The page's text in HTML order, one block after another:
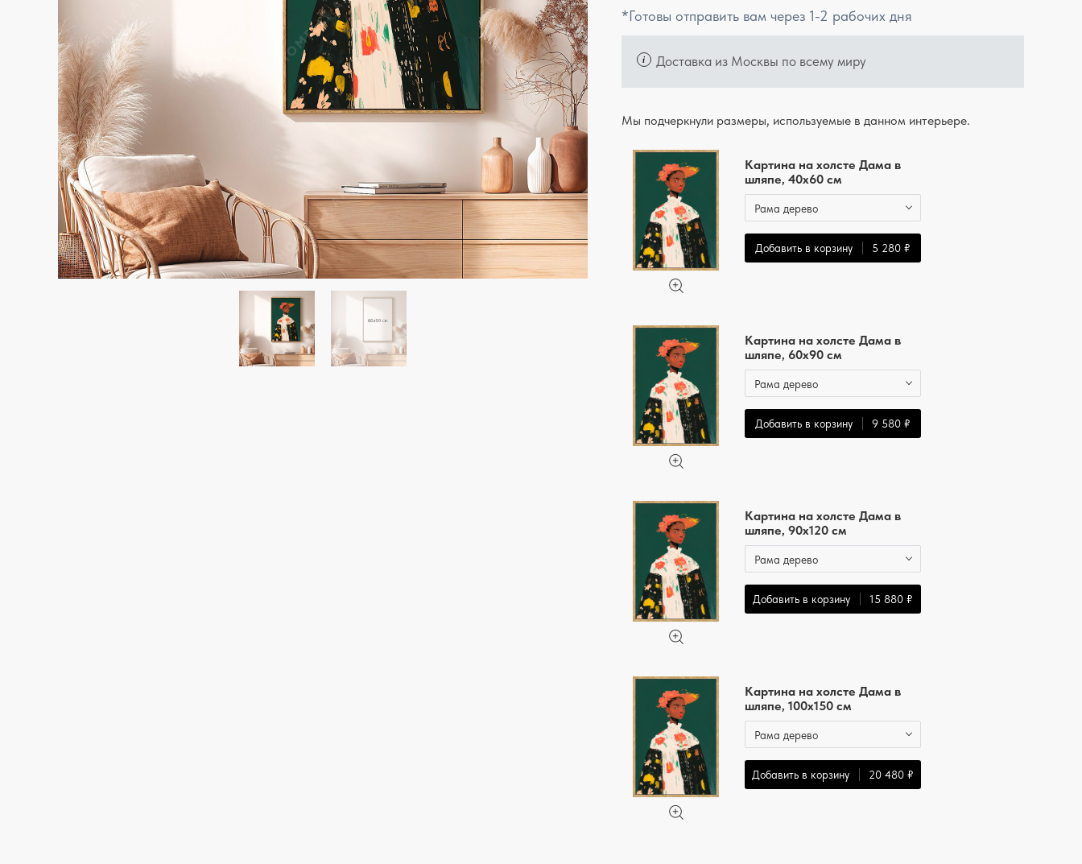
*Готовы отправить вам через 1-2 рабочих дня
Доставка из Москвы по всему миру
Мы подчеркнули размеры, используемые в данном интерьере.
Картина на холсте Дама в
шляпе, 40x60 см
Рама дерево
Добавить в корзину 5 280 ₽
Картина на холсте Дама в
шляпе, 60x90 см
Рама дерево
Добавить в корзину 9 580 ₽
Картина на холсте Дама в
шляпе, 90x120 см
Рама дерево
Добавить в корзину 15 880 ₽
Картина на холсте Дама в
шляпе, 100x150 см
Рама дерево
Добавить в корзину 20 480 ₽